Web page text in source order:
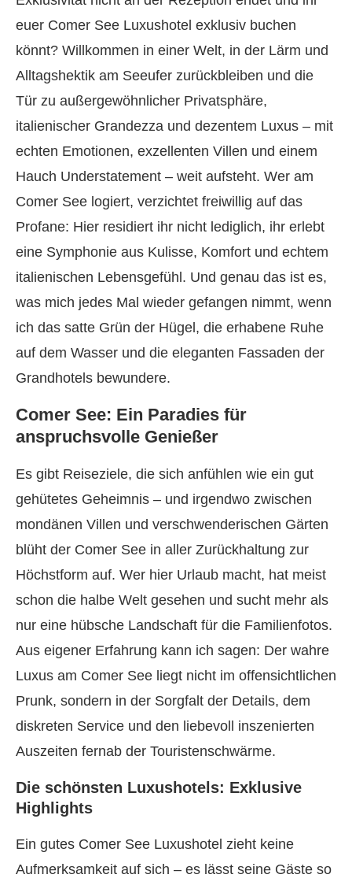
euer Comer See Luxushotel exklusiv buchen
könnt? Willkommen in einer Welt, in der Lärm und
Alltagshektik am Seeufer zurückbleiben und die
Tür zu außergewöhnlicher Privatsphäre,
italienischer Grandezza und dezentem Luxus – mit
echten Emotionen, exzellenten Villen und einem
Hauch Understatement – weit aufsteht. Wer am
Comer See logiert, verzichtet freiwillig auf das
Profane: Hier residiert ihr nicht lediglich, ihr erlebt
eine Symphonie aus Kulisse, Komfort und echtem
italienischen Lebensgefühl. Und genau das ist es,
was mich jedes Mal wieder gefangen nimmt, wenn
ich das satte Grün der Hügel, die erhabene Ruhe
auf dem Wasser und die eleganten Fassaden der
Grandhotels bewundere.
Comer See: Ein Paradies für
anspruchsvolle Genießer
Es gibt Reiseziele, die sich anfühlen wie ein gut
gehütetes Geheimnis – und irgendwo zwischen
mondänen Villen und verschwenderischen Gärten
blüht der Comer See in aller Zurückhaltung zur
Höchstform auf. Wer hier Urlaub macht, hat meist
schon die halbe Welt gesehen und sucht mehr als
nur eine hübsche Landschaft für die Familienfotos.
Aus eigener Erfahrung kann ich sagen: Der wahre
Luxus am Comer See liegt nicht im offensichtlichen
Prunk, sondern in der Sorgfalt der Details, dem
diskreten Service und den liebevoll inszenierten
Auszeiten fernab der Touristenschwärme.
Die schönsten Luxushotels: Exklusive
Highlights
Ein gutes Comer See Luxushotel zieht keine
Aufmerksamkeit auf sich – es lässt seine Gäste so